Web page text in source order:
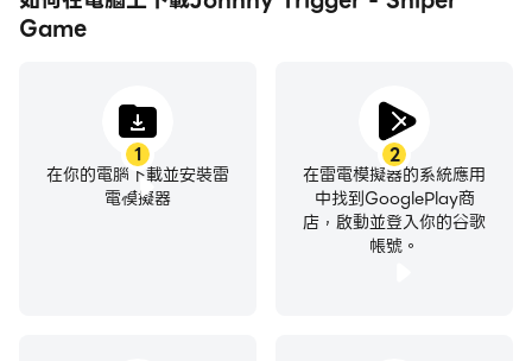
Game
1
在你的電腦下載並安裝雷
電模擬器
2
在雷電模擬器的系統應用
中找到GooglePlay商
店，啟動並登入你的谷歌
帳號。